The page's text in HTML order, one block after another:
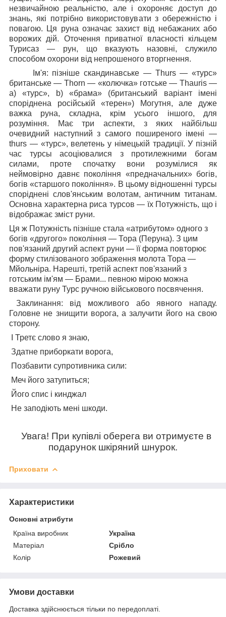
незвичайною реальністю, але і охороняє доступ до
знань, які потрібно використовувати з обережністю і
повагою. Ця руна означає захист від небажаних або
ворожих дій. Оточення приватної власності кільцем
Турисаз — рун, що вказують назовні, служило
способом охорони від непрошеного вторгнення.
Ім'я: пізніше скандинавське — Thurs — «турс»
британське — Thorn — «колючка» готське — Thauris —
а) «турс», b) «брама» (британський варіант імені
споріднена російській «терен») Могутня, але дуже
важка руна, складна, крім усього іншого, для
розуміння. Має три аспекти, з яких найбільш
очевидний наступний з самого поширеного імені —
thurs — «турс», велетень у німецькій традиції. У пізній
час турсы асоціювалися з протилежними богам
силами, проте спочатку вони розумілися як
неймовірно давнє покоління «предначальних» богів,
богів «старшого покоління». В цьому відношенні турсы
споріднені слов'янським волотам, античним титанам.
Основна характерна риса турсов — їх Потужність, що і
відображає зміст руни.
Ця ж Потужність пізніше стала «атрибутом» одного з
богів «другого» покоління — Тора (Перуна). З цим
пов'язаний другий аспект руни — її форма повторює
форму стилізованого зображення молота Тора —
Мйольніра. Нарешті, третій аспект пов'язаний з
готським ім'ям — Брами... певною мірою можна
вважати руну Турс ручною військового посвячення.
Заклинання: від можливого або явного нападу.
Головне не знищити ворога, а залучити його на свою
сторону.
І Третє слово я знаю,
Здатне приборкати ворога,
Позбавити супротивника сили:
Меч його затупиться;
Його спис і кинджал
Не заподіють мені шкоди.
Увага! При купівлі оберега ви отримуєте в
подарунок шкіряний шнурок.
Приховати
Характеристики
Основні атрибути
Країна виробник
Україна
Матеріал
Срібло
Колір
Рожевий
Умови доставки
Доставка здійснюється тільки по передоплаті.